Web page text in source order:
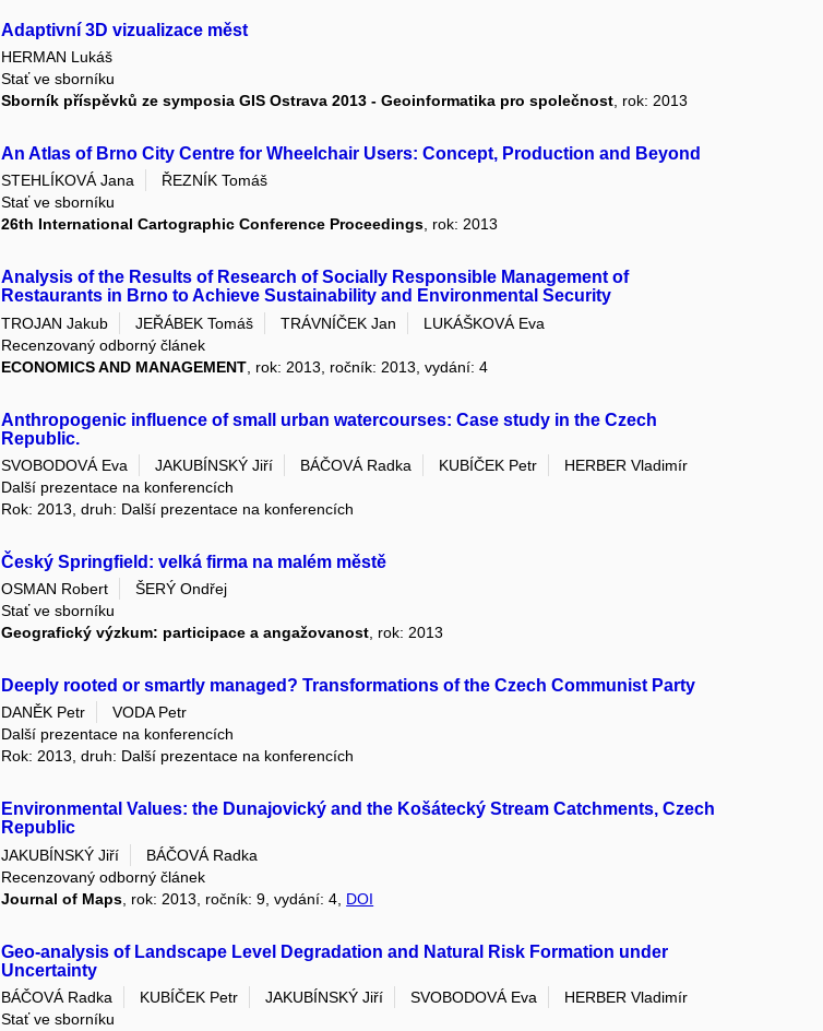
Adaptivní 3D vizualizace měst
HERMAN Lukáš
Stať ve sborníku
Sborník příspěvků ze symposia GIS Ostrava 2013 - Geoinformatika pro společnost , rok: 2013
An Atlas of Brno City Centre for Wheelchair Users: Concept, Production and Beyond
STEHLÍKOVÁ Jana
ŘEZNÍK Tomáš
Stať ve sborníku
26th International Cartographic Conference Proceedings, rok: 2013
Analysis of the Results of Research of Socially Responsible Management of
Restaurants in Brno to Achieve Sustainability and Environmental Security
TROJAN Jakub JEŘÁBEK Tomáš TRÁVNÍČEK Jan
LUKÁŠKOVÁ Eva
Recenzovaný odborný článek
ECONOMICS AND MANAGEMENT , rok: 2013, ročník: 2013, vydání: 4
Anthropogenic influence of small urban watercourses: Case study in the Czech
Republic.
SVOBODOVÁ Eva JAKUBÍNSKÝ Jiří BÁČOVÁ Radka KUBÍČEK Petr
HERBER Vladimír
Další prezentace na konferencích
Rok: 2013, druh: Další prezentace na konferencích
Český Springfield: velká firma na malém městě
OSMAN Robert
ŠERÝ Ondřej
Stať ve sborníku
Geografický výzkum: participace a angažovanost , rok: 2013
Deeply rooted or smartly managed? Transformations of the Czech Communist Party
DANĚK Petr
VODA Petr
Další prezentace na konferencích
Rok: 2013, druh: Další prezentace na konferencích
Environmental Values: the Dunajovický and the Košátecký Stream Catchments, Czech
Republic
JAKUBÍNSKÝ Jiří
BÁČOVÁ Radka
Recenzovaný odborný článek
Journal of Maps , rok: 2013, ročník: 9, vydání: 4, DOI
Geo-analysis of Landscape Level Degradation and Natural Risk Formation under
Uncertainty
BÁČOVÁ Radka KUBÍČEK Petr JAKUBÍNSKÝ Jiří SVOBODOVÁ Eva
HERBER Vladimír
Stať ve sborníku